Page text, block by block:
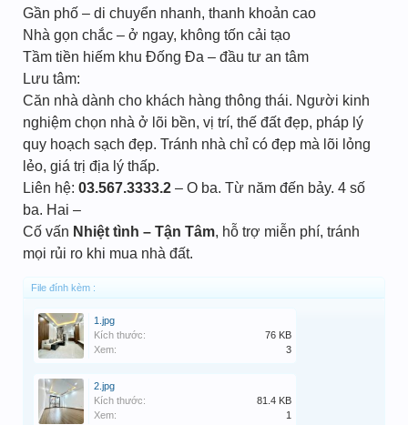
Gần phố – di chuyển nhanh, thanh khoản cao
Nhà gọn chắc – ở ngay, không tốn cải tạo
Tầm tiền hiếm khu Đống Đa – đầu tư an tâm
Lưu tâm:
Căn nhà dành cho khách hàng thông thái. Người kinh
nghiệm chọn nhà ở lõi bền, vị trí, thế đất đẹp, pháp lý
quy hoạch sạch đẹp. Tránh nhà chỉ có đẹp mà lõi lỏng
lẻo, giá trị địa lý thấp.
Liên hệ: 03.567.3333.2 – O ba. Từ năm đến bảy. 4 số
ba. Hai –
Cố vấn Nhiệt tình – Tận Tâm, hỗ trợ miễn phí, tránh
mọi rủi ro khi mua nhà đất.
File đính kèm :
1.jpg
Kích thước:
76 KB
Xem:
3
2.jpg
Kích thước:
81.4 KB
Xem:
1